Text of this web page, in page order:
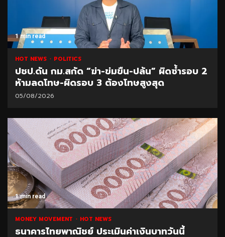
1 min read
HOT NEWS POLITICS
ปชป.ดัน กม.สกัด “ฆ่า-ข่มขืน-ปล้น” ผิดซ้ำรอบ 2
ห้ามลดโทษ-ผิดรอบ 3 ต้องโทษสูงสุด
05/08/2026
1 min read
MONEY MOVEMENT HOT NEWS
ธนาคารไทยพาณิชย์ ประเมินค่าเงินบาทวันนี้